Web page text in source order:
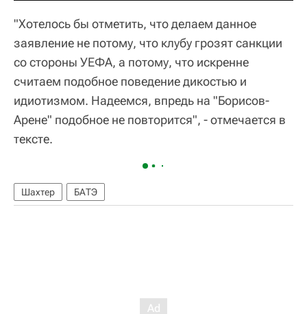
"Хотелось бы отметить, что делаем данное
заявление не потому, что клубу грозят санкции
со стороны УЕФА, а потому, что искренне
считаем подобное поведение дикостью и
идиотизмом. Надеемся, впредь на "Борисов-
Арене" подобное не повторится", - отмечается в
тексте.
Шахтер БАТЭ